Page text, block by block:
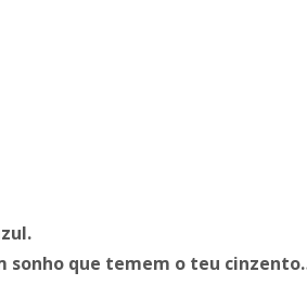
sonho que temem o teu